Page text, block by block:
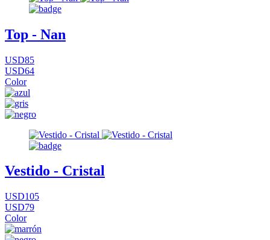
Top - Nan
USD85
USD64
Color
Vestido - Cristal
USD105
USD79
Color